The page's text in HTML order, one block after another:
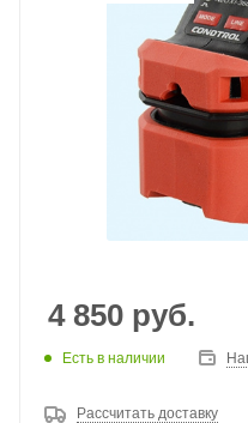
4 850 руб.
Есть в наличии
Рассчитать доставку